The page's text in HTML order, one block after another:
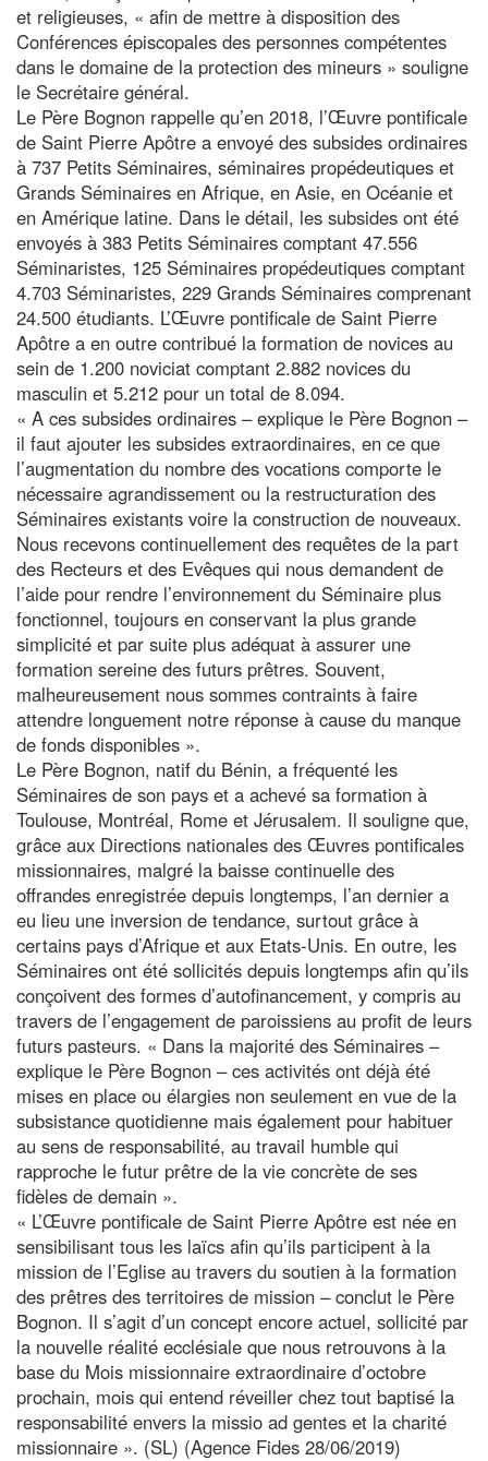
et religieuses, « afin de mettre à disposition des
Conférences épiscopales des personnes compétentes
dans le domaine de la protection des mineurs » souligne
le Secrétaire général.
Le Père Bognon rappelle qu’en 2018, l’Œuvre pontificale
de Saint Pierre Apôtre a envoyé des subsides ordinaires
à 737 Petits Séminaires, séminaires propédeutiques et
Grands Séminaires en Afrique, en Asie, en Océanie et
en Amérique latine. Dans le détail, les subsides ont été
envoyés à 383 Petits Séminaires comptant 47.556
Séminaristes, 125 Séminaires propédeutiques comptant
4.703 Séminaristes, 229 Grands Séminaires comprenant
24.500 étudiants. L’Œuvre pontificale de Saint Pierre
Apôtre a en outre contribué la formation de novices au
sein de 1.200 noviciat comptant 2.882 novices du
masculin et 5.212 pour un total de 8.094.
« A ces subsides ordinaires – explique le Père Bognon –
il faut ajouter les subsides extraordinaires, en ce que
l’augmentation du nombre des vocations comporte le
nécessaire agrandissement ou la restructuration des
Séminaires existants voire la construction de nouveaux.
Nous recevons continuellement des requêtes de la part
des Recteurs et des Evêques qui nous demandent de
l’aide pour rendre l’environnement du Séminaire plus
fonctionnel, toujours en conservant la plus grande
simplicité et par suite plus adéquat à assurer une
formation sereine des futurs prêtres. Souvent,
malheureusement nous sommes contraints à faire
attendre longuement notre réponse à cause du manque
de fonds disponibles ».
Le Père Bognon, natif du Bénin, a fréquenté les
Séminaires de son pays et a achevé sa formation à
Toulouse, Montréal, Rome et Jérusalem. Il souligne que,
grâce aux Directions nationales des Œuvres pontificales
missionnaires, malgré la baisse continuelle des
offrandes enregistrée depuis longtemps, l’an dernier a
eu lieu une inversion de tendance, surtout grâce à
certains pays d’Afrique et aux Etats-Unis. En outre, les
Séminaires ont été sollicités depuis longtemps afin qu’ils
conçoivent des formes d’autofinancement, y compris au
travers de l’engagement de paroissiens au profit de leurs
futurs pasteurs. « Dans la majorité des Séminaires –
explique le Père Bognon – ces activités ont déjà été
mises en place ou élargies non seulement en vue de la
subsistance quotidienne mais également pour habituer
au sens de responsabilité, au travail humble qui
rapproche le futur prêtre de la vie concrète de ses
fidèles de demain ».
« L’Œuvre pontificale de Saint Pierre Apôtre est née en
sensibilisant tous les laïcs afin qu’ils participent à la
mission de l’Eglise au travers du soutien à la formation
des prêtres des territoires de mission – conclut le Père
Bognon. Il s’agit d’un concept encore actuel, sollicité par
la nouvelle réalité ecclésiale que nous retrouvons à la
base du Mois missionnaire extraordinaire d’octobre
prochain, mois qui entend réveiller chez tout baptisé la
responsabilité envers la missio ad gentes et la charité
missionnaire ». (SL) (Agence Fides 28/06/2019)